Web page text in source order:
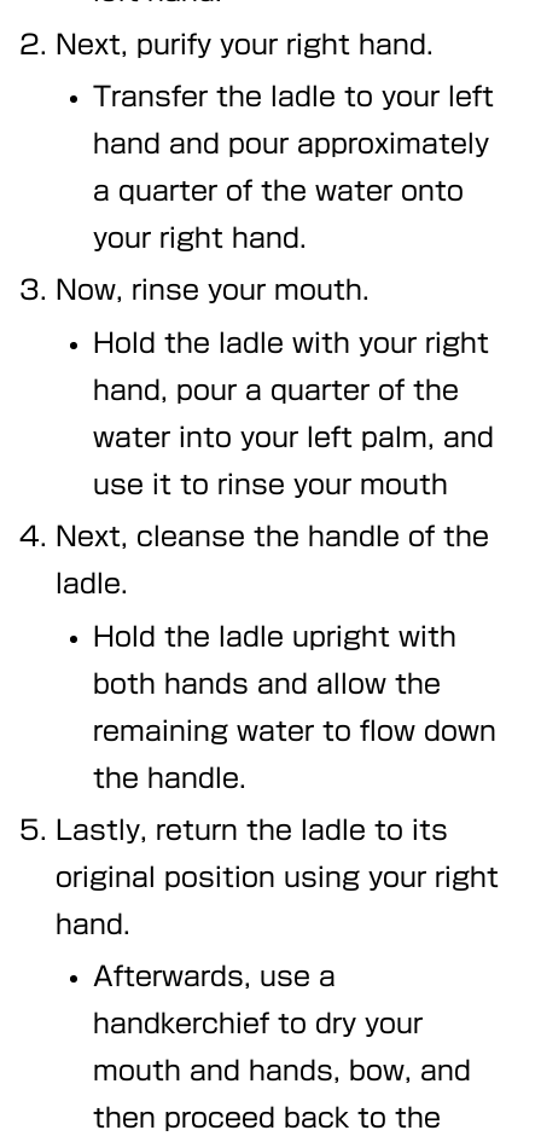
Next, purify your right hand.
Transfer the ladle to your left
hand and pour approximately
a quarter of the water onto
your right hand.
Now, rinse your mouth.
Hold the ladle with your right
hand, pour a quarter of the
water into your left palm, and
use it to rinse your mouth
Next, cleanse the handle of the
ladle.
Hold the ladle upright with
both hands and allow the
remaining water to flow down
the handle.
Lastly, return the ladle to its
original position using your right
hand.
Afterwards, use a
handkerchief to dry your
mouth and hands, bow, and
then proceed back to the